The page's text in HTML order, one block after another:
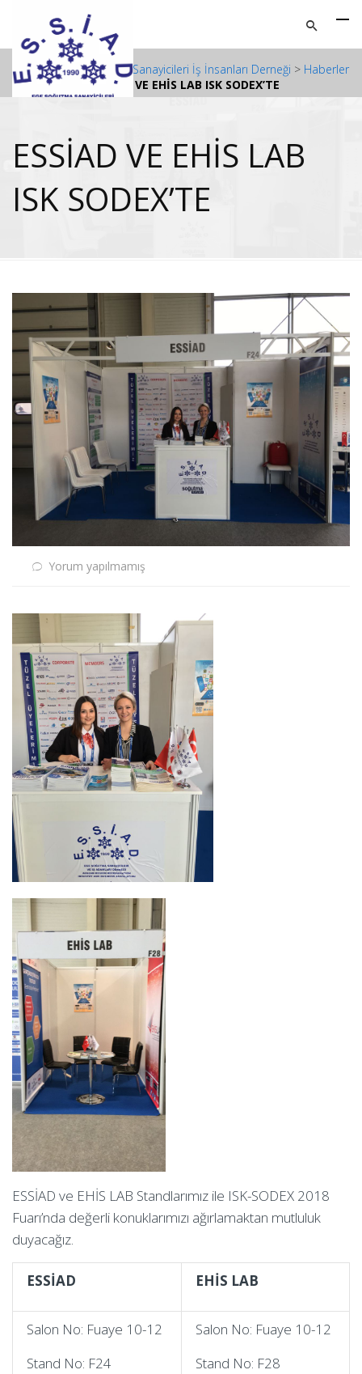
ESSİAD - Ege Soğutma Sanayicileri İş İnsanları Derneği > Haberler
>ESSİAD VE EHİS LAB ISK SODEX’TE
ESSİAD VE EHİS LAB
ISK SODEX’TE
Yorum yapılmamış
ESSİAD ve EHİS LAB Standlarımız ile ISK-SODEX 2018
Fuarı’nda değerli konuklarımızı ağırlamaktan mutluluk
duyacağız.
ESSİAD EHİS LAB
Salon No: Fuaye 10-12
Stand No: F24
Salon No: Fuaye 10-12
Stand No: F28